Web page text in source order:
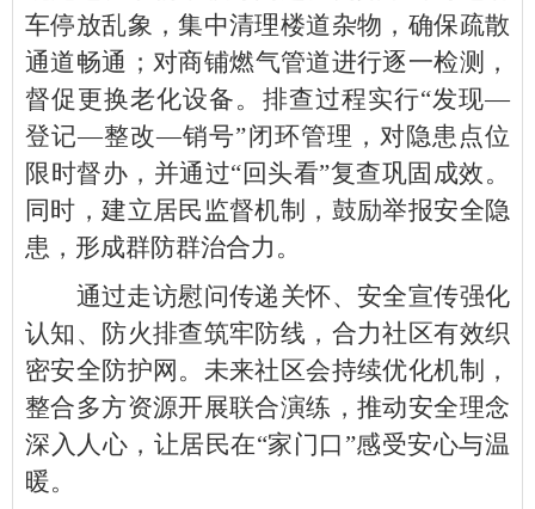
车停放乱象，集中清理楼道杂物，确保疏散
通道畅通；对商铺燃气管道进行逐一检测，
督促更换老化设备。排查过程实行“发现—
登记—整改—销号”闭环管理，对隐患点位
限时督办，并通过“回头看”复查巩固成效。
同时，建立居民监督机制，鼓励举报安全隐
患，形成群防群治合力。
通过走访慰问传递关怀、安全宣传强化
认知、防火排查筑牢防线，合力社区有效织
密安全防护网。未来社区会持续优化机制，
整合多方资源开展联合演练，推动安全理念
深入人心，让居民在“家门口”感受安心与温
暖。